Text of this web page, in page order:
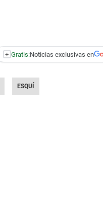
+ Gratis:Noticias exclusivas en
ESQUÍ